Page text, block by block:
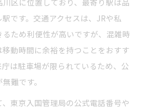
です。交通アクセスは、JRや私
ため利便性が高いですが、混雑時
動時間に余裕を持つことをおすす
は駐車場が限られているため、公
難です。
東京入国管理局の公式電話番号や